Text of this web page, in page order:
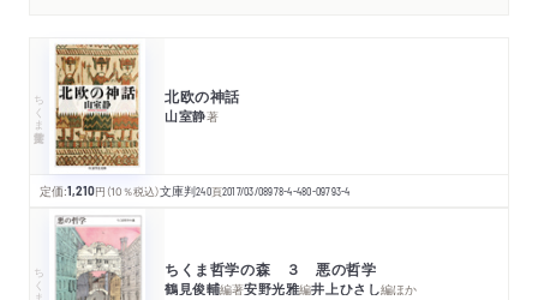
ちくま学芸文庫 北欧の神話
山室静著
定価:1,210円 （10％税込）文庫判240頁2017/03/08978-4-480-09793-4
ちくま文庫 ちくま哲学の森 ３ 悪の哲学
鶴見俊輔編著安野光雅編井上ひさし編ほか